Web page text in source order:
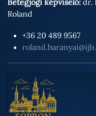
Betegjogi képviselő: dr.
Roland
+36 20 489 9567